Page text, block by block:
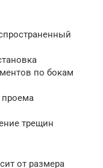
по бокам
проема
трещин
от размера